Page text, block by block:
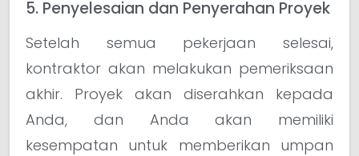
5. Penyelesaian dan Penyerahan Proyek
Setelah semua pekerjaan selesai,
kontraktor akan melakukan pemeriksaan
akhir. Proyek akan diserahkan kepada
Anda, dan Anda akan memiliki
kesempatan untuk memberikan umpan